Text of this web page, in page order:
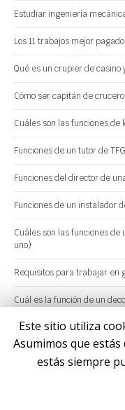
Estudiar ingeniería
Los 11 trabajos mejor
Qué es un crupier de casino
Cómo ser capitán de crucero
Cuáles son las funciones de
Funciones de un tutor de TFG
Funciones del director de
Funciones de un instalador
Cuáles son las funciones
uno)
Requisitos para trabajar en
Cuál es la función de un
Funciones del área de
Funciones del
Este sitio utiliza
Asumimos que
estás siempre